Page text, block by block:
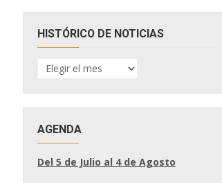
HISTÓRICO DE NOTICIAS
HISTÓRICO
DE
AGENDA
Del 5 de Julio al 4 de Agosto